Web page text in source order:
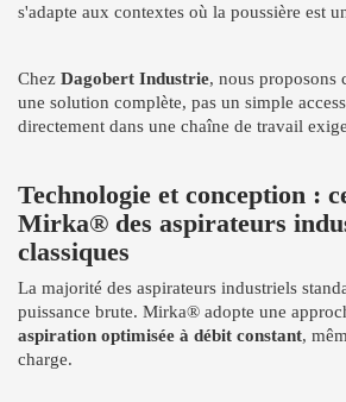
s'adapte aux contextes où la poussière est
Chez Dagobert Industrie, nous proposons
une solution complète, pas un simple
directement dans une chaîne de travail
Technologie et conception :
Mirka® des aspirateurs
classiques
La majorité des aspirateurs industriels
puissance brute. Mirka® adopte une
aspiration optimisée à débit constant,
charge.